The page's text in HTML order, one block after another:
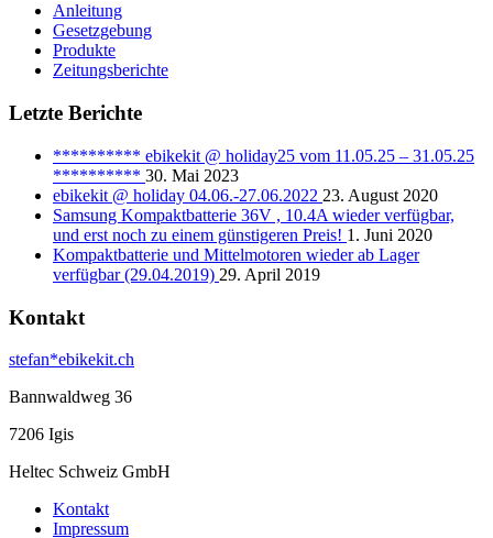
Anleitung
Gesetzgebung
Produkte
Zeitungsberichte
Letzte Berichte
********** ebikekit @ holiday25 vom 11.05.25 – 31.05.25
********** 30. Mai 2023
ebikekit @ holiday 04.06.-27.06.2022 23. August 2020
Samsung Kompaktbatterie 36V , 10.4A wieder verfügbar,
und erst noch zu einem günstigeren Preis! 1. Juni 2020
Kompaktbatterie und Mittelmotoren wieder ab Lager
verfügbar (29.04.2019) 29. April 2019
Kontakt
stefan*ebikekit.ch
Bannwaldweg 36
7206 Igis
Heltec Schweiz GmbH
Kontakt
Impressum